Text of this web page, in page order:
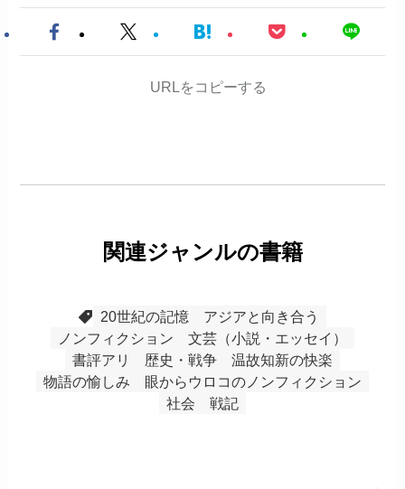
URLをコピーする
関連ジャンルの書籍
20世紀の記憶
アジアと向き合う
ノンフィクション
文芸（小説・エッセイ）
書評アリ
歴史・戦争
温故知新の快楽
物語の愉しみ
眼からウロコのノンフィクション
社会
戦記